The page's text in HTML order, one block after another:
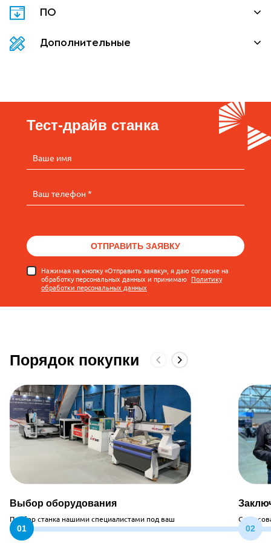
ПО
Дополнительные
Тест-драйв станка
Ваше имя
Ваш телефон *
ОТПРАВИТЬ ЗАЯВКУ
Нажимая на кнопку «Отправить заявку», я даю согласие на
обработку персональных данных и принимаю Политику
обработки персональных данных
Порядок покупки
Выбор оборудования
Подбор станка нашими специалистами под ваш
запрос